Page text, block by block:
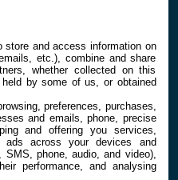
À PROPOS
Contact
store and access information on
etc.), combine and share
whether collected on this
by some of us, or obtained
preferences, purchases,
and emails, phone, precise
and offering you services,
ads across your devices and
phone, audio, and video),
performance, and analysing